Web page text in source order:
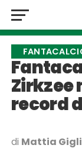
record
di Mattia